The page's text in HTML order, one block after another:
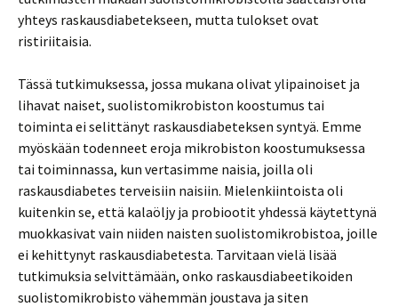
yhteys raskausdiabetekseen, mutta tulokset ovat
ristiriitaisia.
Tässä tutkimuksessa, jossa mukana olivat ylipainoiset ja
lihavat naiset, suolistomikrobiston koostumus tai
toiminta ei selittänyt raskausdiabeteksen syntyä. Emme
myöskään todenneet eroja mikrobiston koostumuksessa
tai toiminnassa, kun vertasimme naisia, joilla oli
raskausdiabetes terveisiin naisiin. Mielenkiintoista oli
kuitenkin se, että kalaöljy ja probiootit yhdessä käytettynä
muokkasivat vain niiden naisten suolistomikrobistoa, joille
ei kehittynyt raskausdiabetesta. Tarvitaan vielä lisää
tutkimuksia selvittämään, onko raskausdiabeetikoiden
suolistomikrobisto vähemmän joustava ja siten